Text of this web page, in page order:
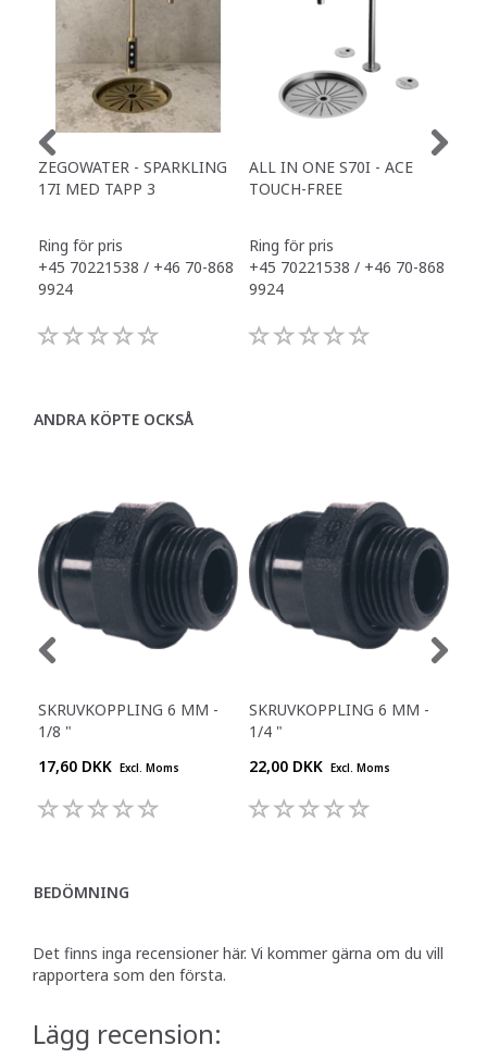
ZEGOWATER - SPARKLING
17I MED TAPP 3
Ring för pris
+45 70221538 / +46 70-868
9924
ALL IN ONE S70I - ACE
TOUCH-FREE
Ring för pris
+45 70221538 / +46 70-868
9924
ANDRA KÖPTE OCKSÅ
SKRUVKOPPLING 6 MM -
1/8 "
17,60 DKK Excl. Moms
SKRUVKOPPLING 6 MM -
1/4 "
22,00 DKK Excl. Moms
BEDÖMNING
Det finns inga recensioner här. Vi kommer gärna om du vill
rapportera som den första.
Lägg recension: